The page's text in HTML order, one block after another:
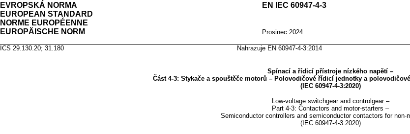
EVROPSKÁ NORMA EN IEC 60947-4-3
EUROPEAN STANDARD
NORME EUROPÉENNE
EUROPÄISCHE NORM
Prosinec 2024
ICS 29.130.20; 31.180 Nahrazuje EN 60947-4-3:2014
Spínací a řídicí přístroje nízkého napětí –
Část 4-3: Stykače a spouštěče motorů – Polovodičové řídicí jednotky a
(IEC 60947-4-3:2020)
Low-voltage switchgear and controlgear –
Part 4-3: Contactors and motor-starters –
Semiconductor controllers and semiconductor contactors for non-
(IEC 60947-4-3:2020)